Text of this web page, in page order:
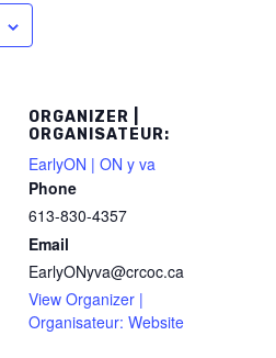
ORGANIZER |
ORGANISATEUR:
EarlyON | ON y va
Phone
613-830-4357
Email
EarlyONyva@crcoc.ca
View Organizer |
Organisateur: Website